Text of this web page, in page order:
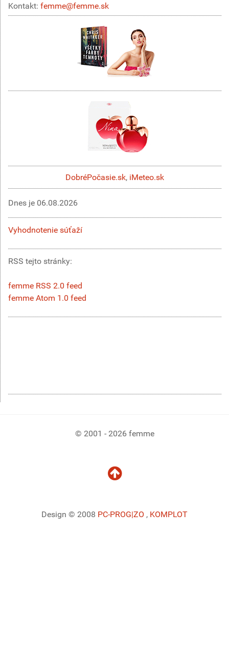
Kontakt: femme@femme.sk
DobréPočasie.sk, iMeteo.sk
Dnes je 06.08.2026
Vyhodnotenie súťaží
RSS tejto stránky:
femme RSS 2.0 feed
femme Atom 1.0 feed
© 2001 - 2026 femme
Design © 2008 PC-PROG|ZO , KOMPLOT